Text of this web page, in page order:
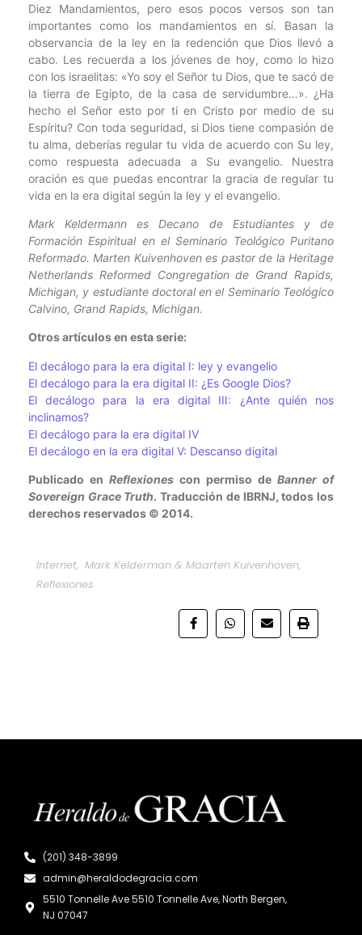
Diez Mandamientos, pero esos pocos versos son tan
importantes como los mandamientos en sí. Basan la
observancia de la ley en la redención que Dios llevó a
cabo. Les recuerda a los jóvenes de hoy, como lo hizo
con los israelitas: «Yo soy el Señor tu Dios, que te sacó de
la tierra de Egipto, de la casa de servidumbre…». ¿Ha
hecho el Señor esto por ti en Cristo por medio de su
Espíritu? Con toda seguridad, si Dios tiene compasión de
tu alma, deberías regular tu vida de acuerdo con Su ley,
como respuesta adecuada a Su evangelio. Nuestra
oración es que puedas encontrar la gracia de regular tu
vida en la era digital según la ley y el evangelio.
Mark Keldermann es Decano de Estudiantes y de
Formación Espiritual en el Seminario Teológico Puritano
Reformado. Marten Kuivenhoven es pastor de la Heritage
Netherlands Reformed Congregation de Grand Rapids,
Michigan, y estudiante doctoral en el Seminario Teológico
Calvino, Grand Rapids, Michigan.
Otros artículos en esta serie:
El decálogo para la era digital I: ley y evangelio
El decálogo para la era digital II: ¿Es Google Dios?
El decálogo para la era digital III: ¿Ante quién nos
inclinamos?
El decálogo para la era digital IV
El decálogo en la era digital V: Descanso digital
Publicado en Reflexiones con permiso de Banner of
Sovereign Grace Truth. Traducción de IBRNJ, todos los
derechos reservados © 2014.
Internet, Mark Kelderman & Maarten Kuivenhoven,
Reflexiones
(201) 348-3899
admin@heraldodegracia.com
5510 Tonnelle Ave 5510 Tonnelle Ave, North Bergen,
NJ 07047